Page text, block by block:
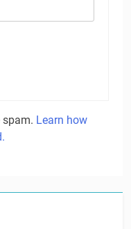
spam. Learn how